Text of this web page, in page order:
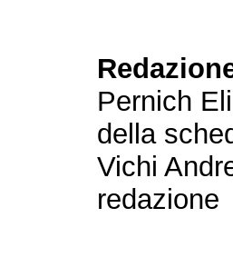
Pernich
della
Vichi
redazione